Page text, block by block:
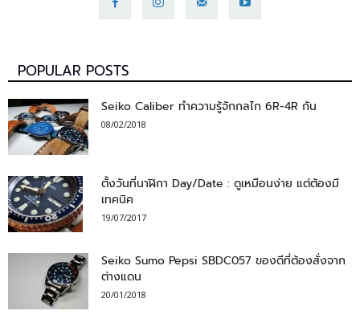
POPULAR POSTS
Seiko Caliber ทำความรู้จักกลไก 6R-4R กัน
08/02/2018
ตั้งวันที่นาฬิกา Day/Date : ดูเหมือนง่าย แต่ต้องมี
เทคนิค
19/07/2017
Seiko Sumo Pepsi SBDC057 ของดีที่ต้องสั่งจาก
ต่างแดน
20/01/2018